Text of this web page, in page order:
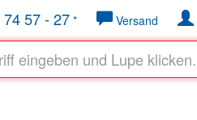
Versand
57 - 27 *